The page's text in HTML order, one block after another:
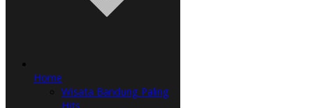
Home
Wisata Bandung Paling
Hits